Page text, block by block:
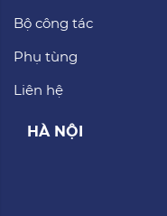
Bộ công tác
Phụ tùng
Liên hệ
HÀ NỘI